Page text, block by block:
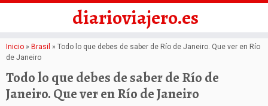
Saltar
al
contenido
diarioviajero.es
Inicio » Brasil » Todo lo que debes de saber de Río de Janeiro. Que ver en Río
de Janeiro
Todo lo que debes de saber de Río de
Janeiro. Que ver en Río de Janeiro